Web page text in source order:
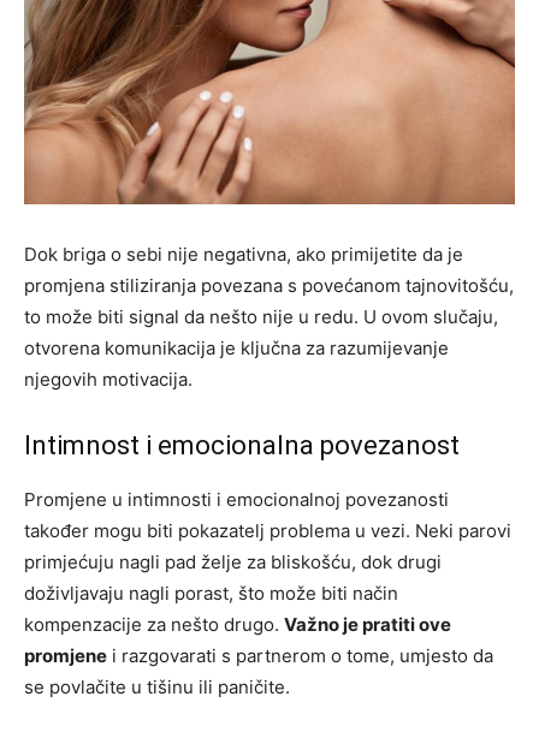
Dok briga o sebi nije negativna, ako primijetite da je
promjena stiliziranja povezana s povećanom tajnovitošću,
to može biti signal da nešto nije u redu. U ovom slučaju,
otvorena komunikacija je ključna za razumijevanje
njegovih motivacija.
Intimnost i emocionalna povezanost
Promjene u intimnosti i emocionalnoj povezanosti
također mogu biti pokazatelj problema u vezi. Neki parovi
primjećuju nagli pad želje za bliskošću, dok drugi
doživljavaju nagli porast, što može biti način
kompenzacije za nešto drugo. Važno je pratiti ove
promjene i razgovarati s partnerom o tome, umjesto da
se povlačite u tišinu ili paničite.